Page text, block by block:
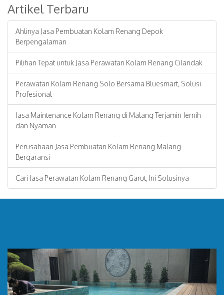
Artikel Terbaru
Ahlinya Jasa Pembuatan Kolam Renang Depok
Berpengalaman
Pilihan Tepat untuk Jasa Perawatan Kolam Renang Cilandak
Perawatan Kolam Renang Solo Bersama Bluesmart, Solusi
Profesional
Jasa Maintenance Kolam Renang di Malang Terjamin Jernih
dan Nyaman
Perusahaan Jasa Pembuatan Kolam Renang Malang
Bergaransi
Cari Jasa Perawatan Kolam Renang Garut, Ini Solusinya